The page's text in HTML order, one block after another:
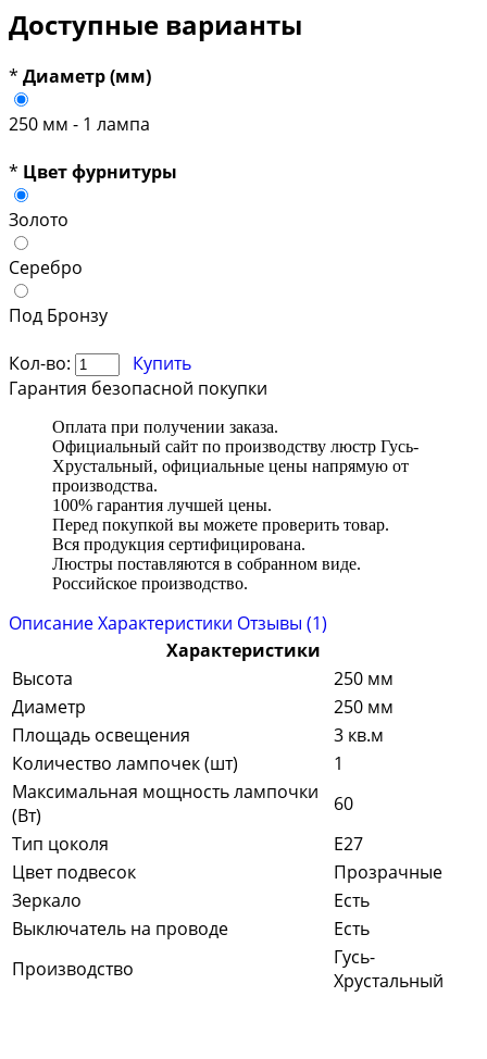
Доступные варианты
* Диаметр (мм)
250 мм - 1 лампа
* Цвет фурнитуры
Золото
Серебро
Под Бронзу
Кол-во:
Купить
Гарантия безопасной покупки
Оплата при получении заказа.
Официальный сайт по производству люстр Гусь-
Хрустальный, официальные цены напрямую от
производства.
100% гарантия лучшей цены.
Перед покупкой вы можете проверить товар.
Вся продукция сертифицирована.
Люстры поставляются в собранном виде.
Российское производство.
ОписаниеХарактеристики Отзывы (1)
Характеристики
Высота
250 мм
Диаметр
250 мм
Площадь освещения
3 кв.м
Количество лампочек (шт)
1
Максимальная мощность лампочки
(Вт)
60
Тип цоколя
E27
Цвет подвесок
Прозрачные
Зеркало
Есть
Выключатель на проводе
Есть
Производство
Гусь-
Хрустальный